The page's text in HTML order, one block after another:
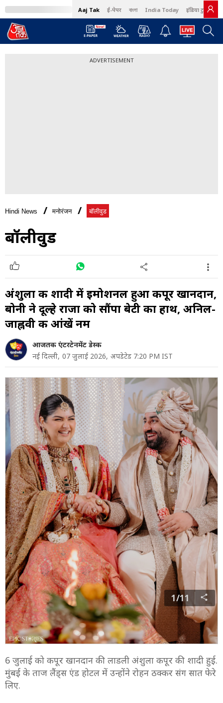
Aaj Tak ई-पेपर বাংলা India Today इंडिया टुडे हिंदी
ADVERTISEMENT
Hindi News मनोरंजन बॉलीवुड
बॉलीवुड
अंशुला की शादी में इमोशनल हुआ कपूर खानदान,
बोनी ने दूल्हे राजा को सौंपा बेटी का हाथ, अनिल-
जाह्नवी की आंखें नम
आजतक एंटरटेनमेंट डेस्क
नई दिल्ली, 07 जुलाई 2026, अपडेटेड 7:20 PM IST
1/11
6 जुलाई को कपूर खानदान की लाडली अंशुला कपूर की शादी हुई.
मुंबई के ताज लैंड्स एंड होटल में उन्होंने रोहन ठक्कर संग सात फेरे
लिए.